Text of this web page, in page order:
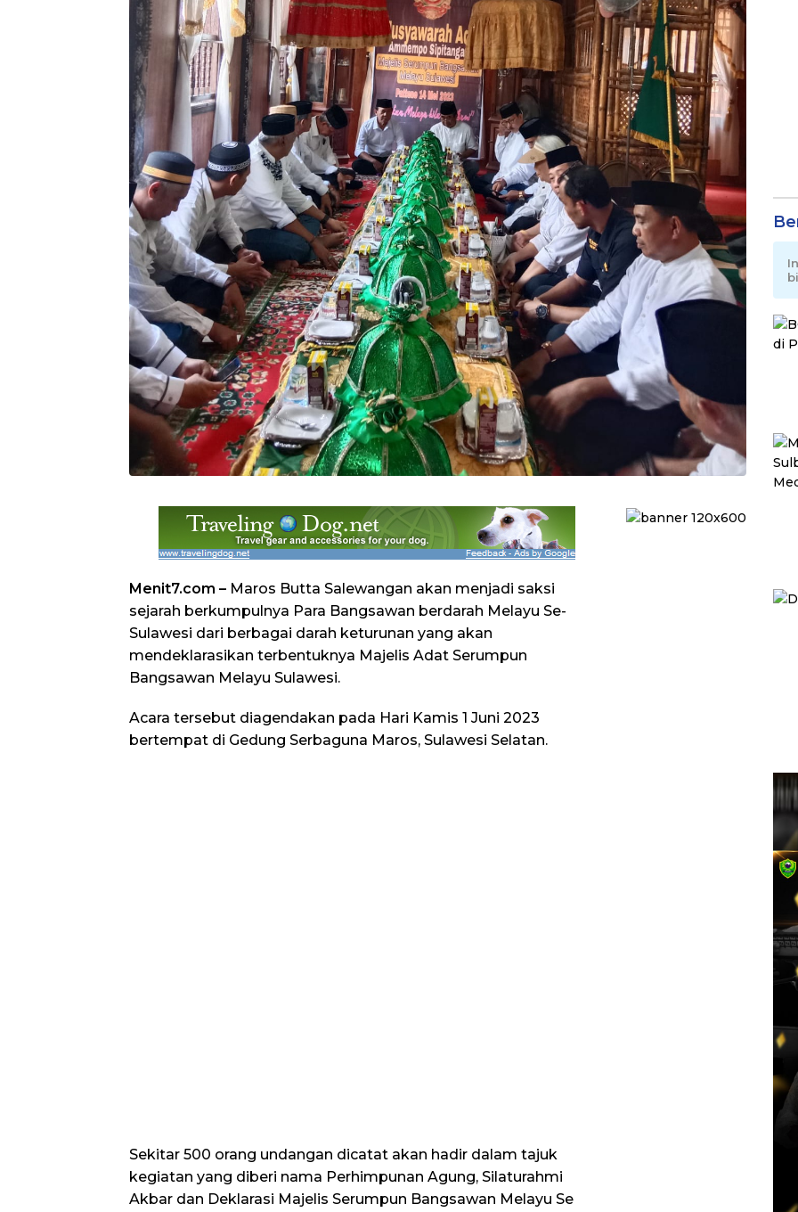
Menit7.com – Maros Butta Salewangan akan menjadi saksi
sejarah berkumpulnya Para Bangsawan berdarah Melayu Se-
Sulawesi dari berbagai darah keturunan yang akan
mendeklarasikan terbentuknya Majelis Adat Serumpun
Bangsawan Melayu Sulawesi.
Acara tersebut diagendakan pada Hari Kamis 1 Juni 2023
bertempat di Gedung Serbaguna Maros, Sulawesi Selatan.
Sekitar 500 orang undangan dicatat akan hadir dalam tajuk
kegiatan yang diberi nama Perhimpunan Agung, Silaturahmi
Akbar dan Deklarasi Majelis Serumpun Bangsawan Melayu Se